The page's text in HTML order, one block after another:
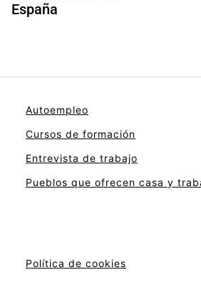
España
Autoempleo
Cursos de formación
Entrevista de trabajo
Pueblos que ofrecen casa y
Política de cookies